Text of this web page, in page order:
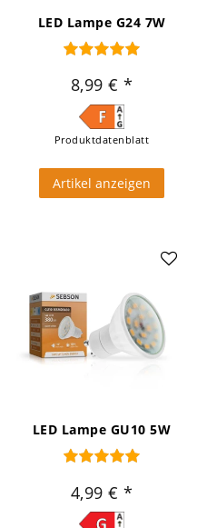
LED Lampe G24 7W
8,99 €
Produktdatenblatt
Artikel anzeigen
LED Lampe GU10 5W
4,99 €